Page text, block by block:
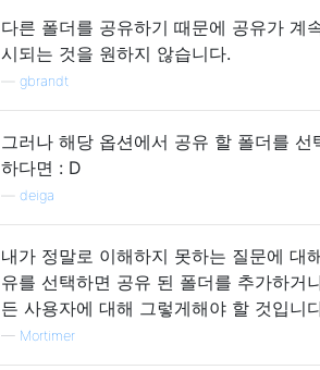
다른 폴더를 공유하기 때문에 공유가 계
시되는 것을 원하지 않습니다.
gbrandt
그러나 해당 옵션에서 공유 할 폴더를
하다면 : D
deiga
내가 정말로 이해하지 못하는 질문에 대
유를 선택하면 공유 된 폴더를 추가하거
든 사용자에 대해 그렇게해야 할 것입니
— Mortimer